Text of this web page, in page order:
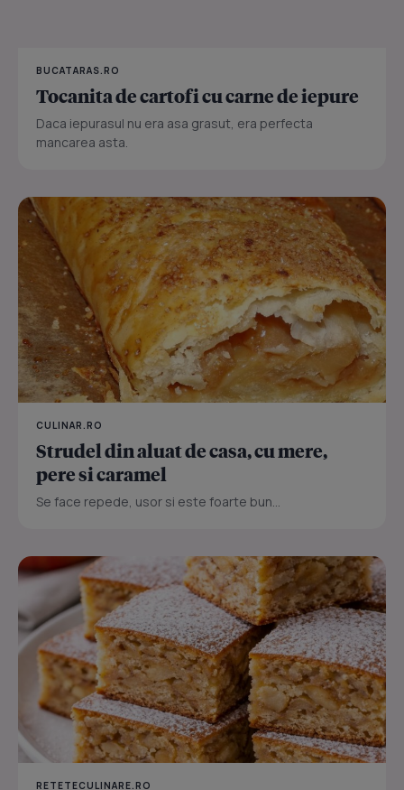
BUCATARAS.RO
Tocanita de cartofi cu carne de iepure
Daca iepurasul nu era asa grasut, era perfecta
mancarea asta.
CULINAR.RO
Strudel din aluat de casa, cu mere,
pere si caramel
Se face repede, usor si este foarte bun...
RETETECULINARE.RO